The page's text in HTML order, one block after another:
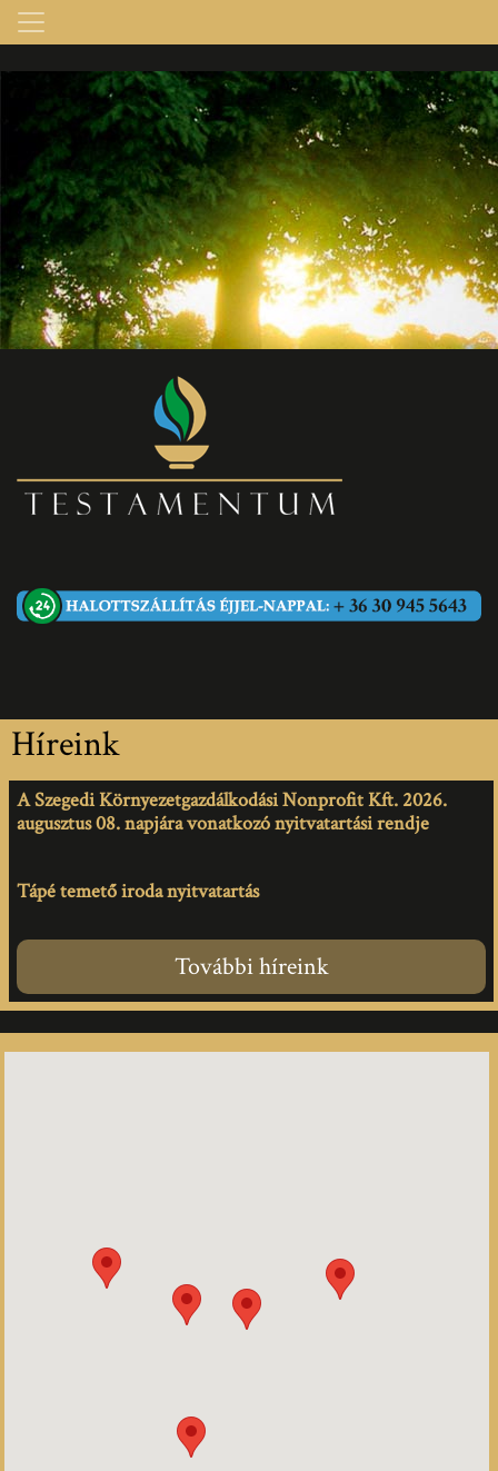
Híreink
A Szegedi Környezetgazdálkodási Nonprofit Kft. 2026.
augusztus 08. napjára vonatkozó nyitvatartási rendje
Tápé temető iroda nyitvatartás
További híreink